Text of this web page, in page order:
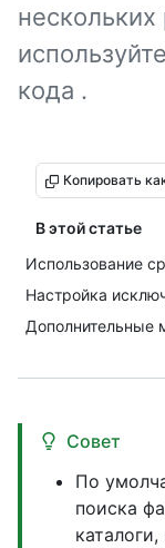
кода .
Копировать
В этой статье
Использование
Настройка
Дополнительные
Совет
По
поиска
каталоги,